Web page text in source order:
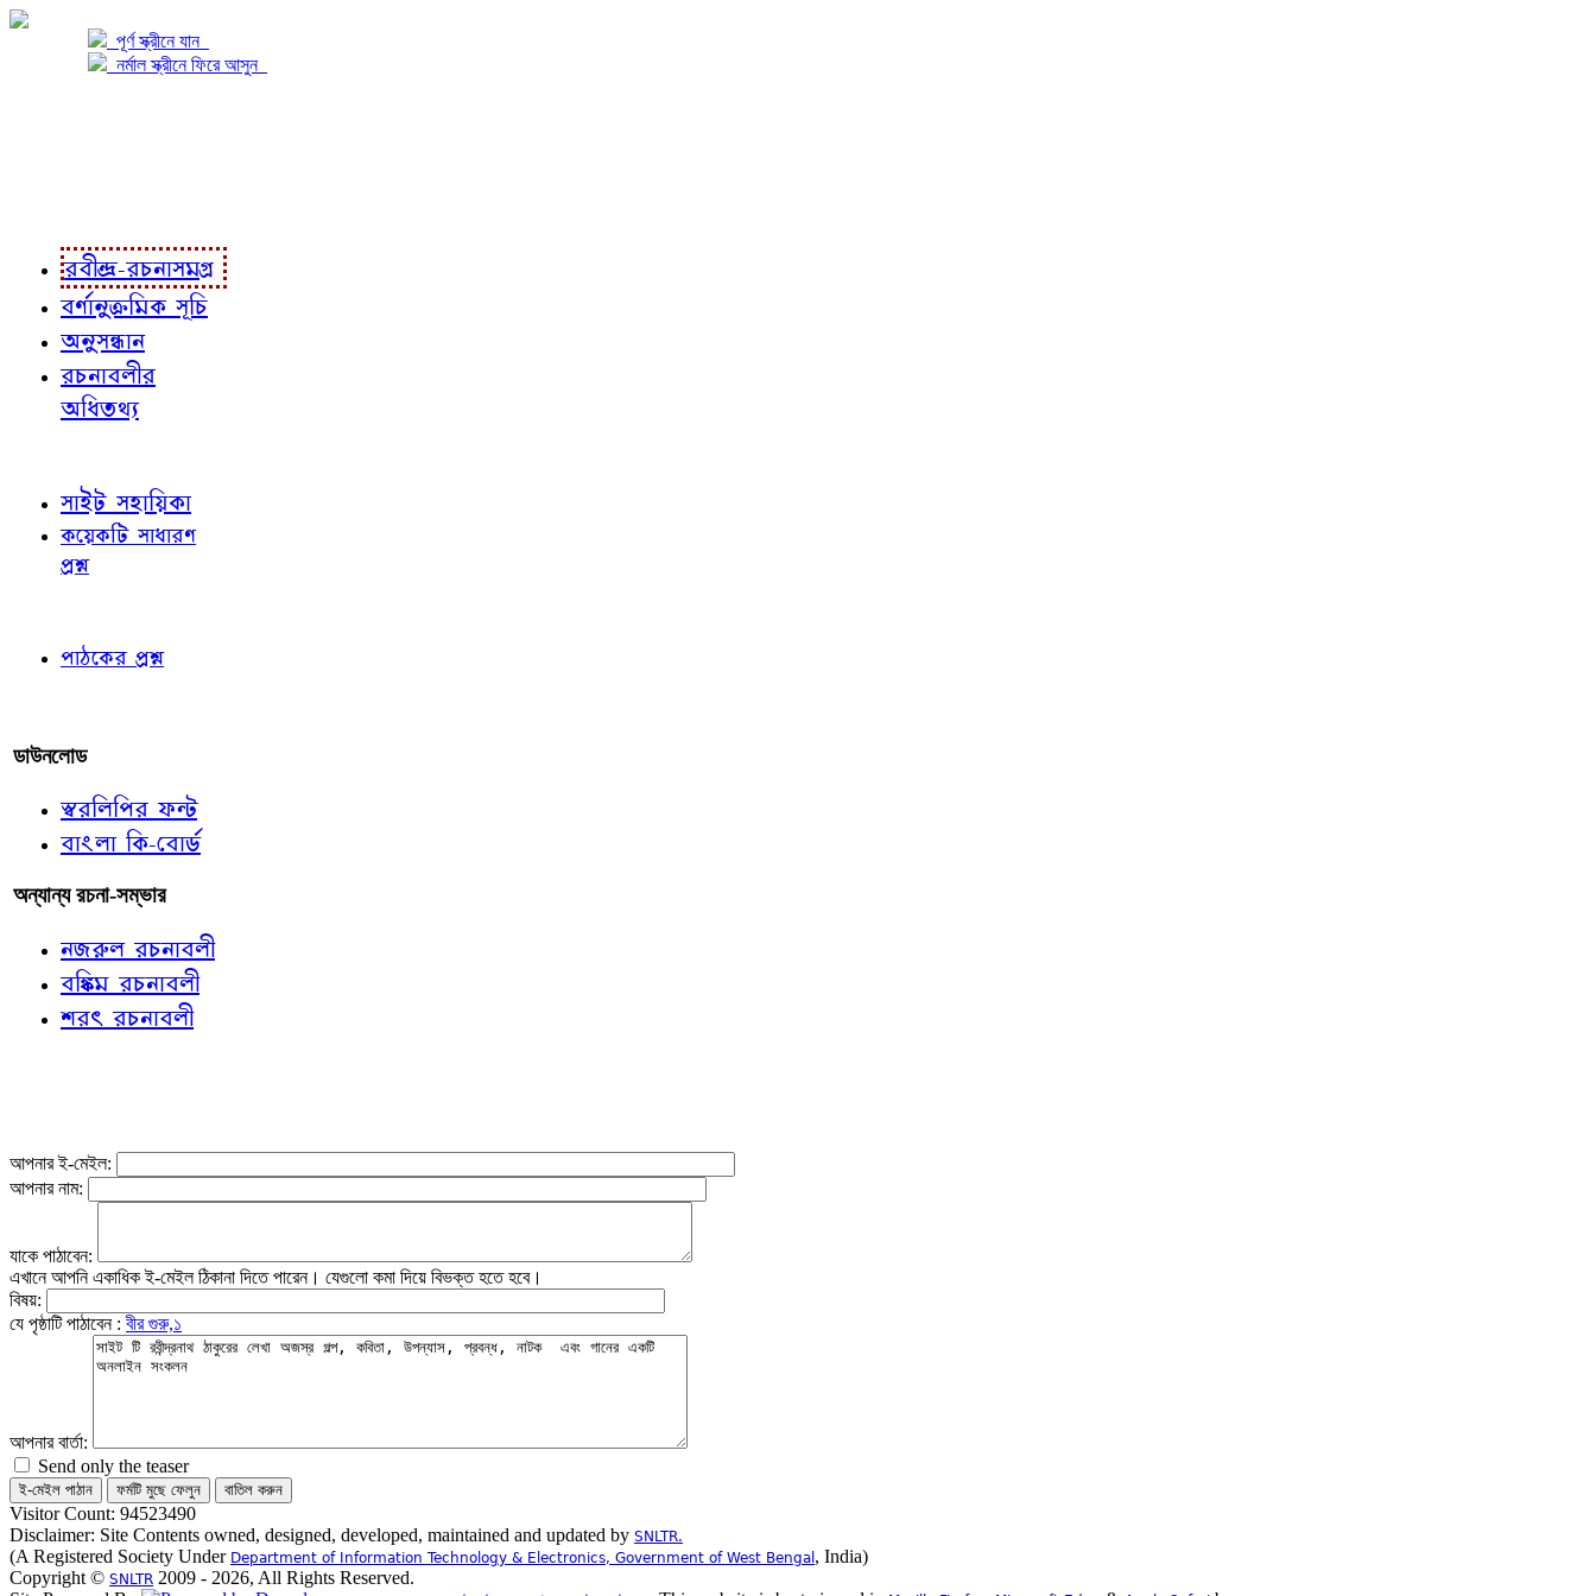
পূর্ণ স্ক্রীনে যান
নর্মাল স্ক্রীনে ফিরে আসুন
রবীন্দ্র-রচনাসমগ্র
বর্ণানুক্রমিক সূচি
অনুসন্ধান
রচনাবলীর
অধিতথ্য
সাইট সহায়িকা
কয়েকটি সাধারণ
প্রশ্ন
পাঠকের প্রশ্ন
ডাউনলোড
স্বরলিপির ফন্ট
বাংলা কি-বোর্ড
অন্যান্য রচনা-সম্ভার
নজরুল রচনাবলী
বঙ্কিম রচনাবলী
শরৎ রচনাবলী
আপনার ই-মেইল:
আপনার নাম:
যাকে পাঠাবেন:
এখানে আপনি একাধিক ই-মেইল ঠিকানা দিতে পারেন। যেগুলো কমা দিয়ে বিভক্ত হতে হবে।
বিষয়:
যে পৃষ্ঠাটি পাঠাবেন :বীর গুরু,১
আপনার বার্তা:
Send only the teaser
Visitor Count: 94523490
Disclaimer: Site Contents owned, designed, developed, maintained and updated by SNLTR.
(A Registered Society Under Department of Information Technology & Electronics, Government of West Bengal , India)
Copyright © SNLTR 2009 - 2026, All Rights Reserved.